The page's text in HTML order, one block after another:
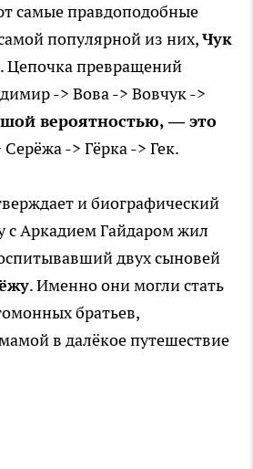
самые правдоподобные
популярной из них,Чук
. Цепочка превращений
-> Вова -> Вовчук ->
вероятностью, — это
Серёжа -> Гёрка -> Гек.
и биографический
с Аркадием Гайдаром жил
двух сыновей
. Именно они могли стать
братьев,
в далёкое путешествие